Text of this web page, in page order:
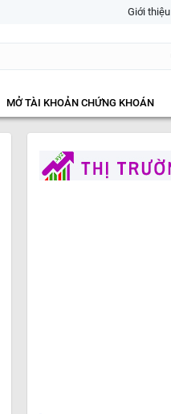
Giới thiệu
MỞ TÀI KHOẢN CHỨNG KHOÁN